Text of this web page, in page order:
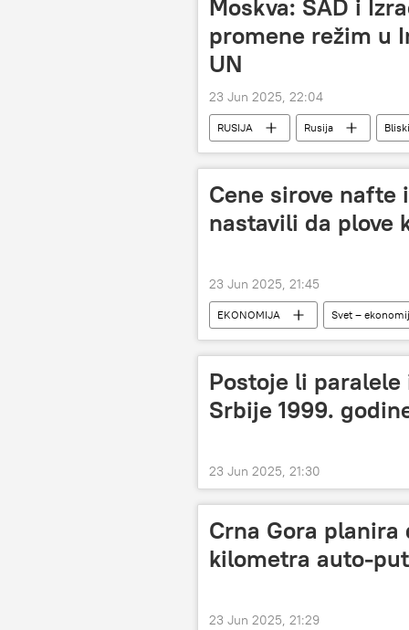
Moskva: SAD i
promene režim u
UN
23 Jun 2025, 22:04
RUSIJA Rusija
Cene sirove nafte
nastavili da plove
23 Jun 2025, 21:45
EKONOMIJA Svet –
Postoje li
Srbije 1999.
23 Jun 2025, 21:30
Crna Gora
kilometra auto-
23 Jun 2025, 21:29